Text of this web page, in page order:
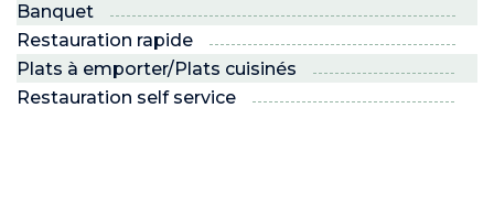
Banquet
Restauration rapide
Plats à emporter/Plats cuisinés
Restauration self service